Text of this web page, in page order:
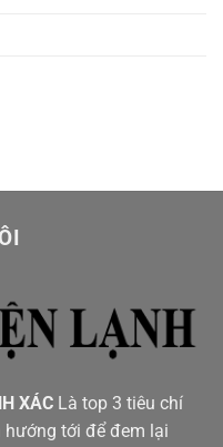
XÁC Là top 3 tiêu chí
hướng tới để đem lại